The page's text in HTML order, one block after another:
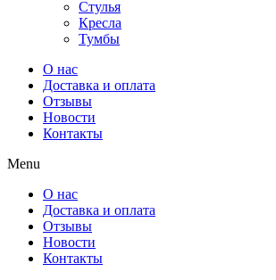
Стулья
Кресла
Тумбы
О нас
Доставка и оплата
Отзывы
Новости
Контакты
Menu
О нас
Доставка и оплата
Отзывы
Новости
Контакты